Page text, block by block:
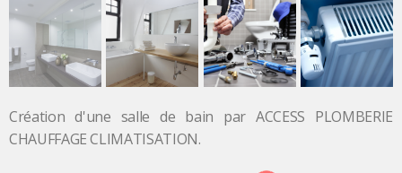
Création d'une salle de bain par ACCESS PLOMBERIE
CHAUFFAGE CLIMATISATION.